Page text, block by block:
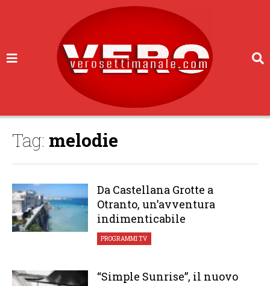
Tag: melodie
Da Castellana Grotte a
Otranto, un’avventura
indimenticabile
PROGRAMMI TV
“Simple Sunrise”, il nuovo